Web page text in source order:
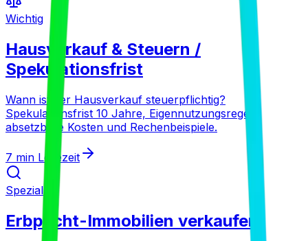
Wichtig
Hausverkauf & Steuern /
Spekulationsfrist
Wann ist der Hausverkauf steuerpflichtig?
Spekulationsfrist 10 Jahre, Eigennutzungsregel,
absetzbare Kosten und Rechenbeispiele.
7 min Lesezeit
Spezial
Erbpacht-Immobilien verkaufen